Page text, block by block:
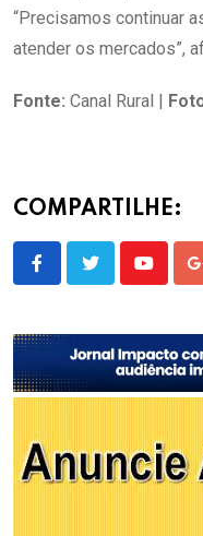
“Precisamos continuar
atender os mercados”,
Fonte: Canal Rural |
COMPARTILHE:
Youtube